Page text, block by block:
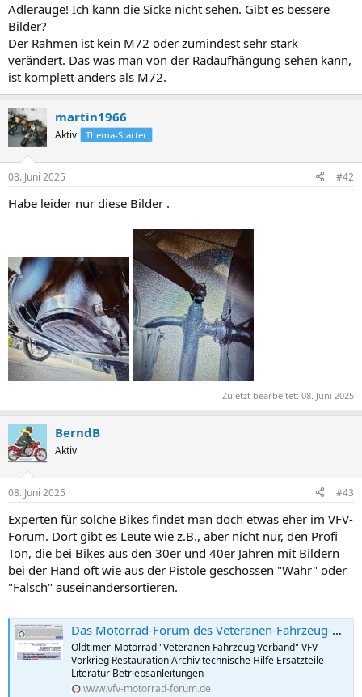
Adlerauge! Ich kann die Sicke nicht sehen. Gibt es bessere
Bilder?
Der Rahmen ist kein M72 oder zumindest sehr stark
verändert. Das was man von der Radaufhängung sehen kann,
ist komplett anders als M72.
martin1966
Aktiv Thema-Starter
08. Juni 2025 #42
Habe leider nur diese Bilder .
Zuletzt bearbeitet: 08. Juni 2025
BerndB
Aktiv
08. Juni 2025 #43
Experten für solche Bikes findet man doch etwas eher im VFV-
Forum. Dort gibt es Leute wie z.B., aber nicht nur, den Profi
Ton, die bei Bikes aus den 30er und 40er Jahren mit Bildern
bei der Hand oft wie aus der Pistole geschossen "Wahr" oder
"Falsch" auseinandersortieren.
Das Motorrad-Forum des Veteranen-Fahrzeug-Verbands (VFV)
Oldtimer-Motorrad "Veteranen Fahrzeug Verband" VFV
Vorkrieg Restauration Archiv technische Hilfe Ersatzteile
Literatur Betriebsanleitungen
www.vfv-motorrad-forum.de